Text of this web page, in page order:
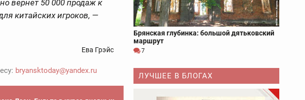
вернет 50 000 продаж к
китайских игроков, —
Ева Грэйс
bryansktoday@yandex.ru
Брянская глубинка: большой дятьковский
маршрут
7
ЛУЧШЕЕ В БЛОГАХ